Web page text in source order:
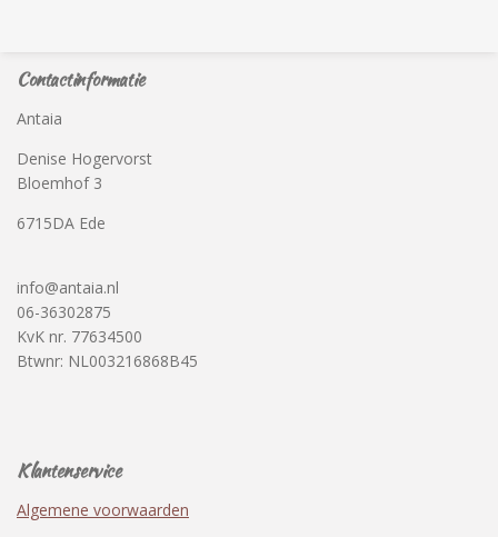
Contactinformatie
Antaia
Denise Hogervorst
Bloemhof 3
6715DA Ede
info@antaia.nl
06-36302875
KvK nr. 77634500
Btwnr: NL003216868B45
Klantenservice
Algemene voorwaarden